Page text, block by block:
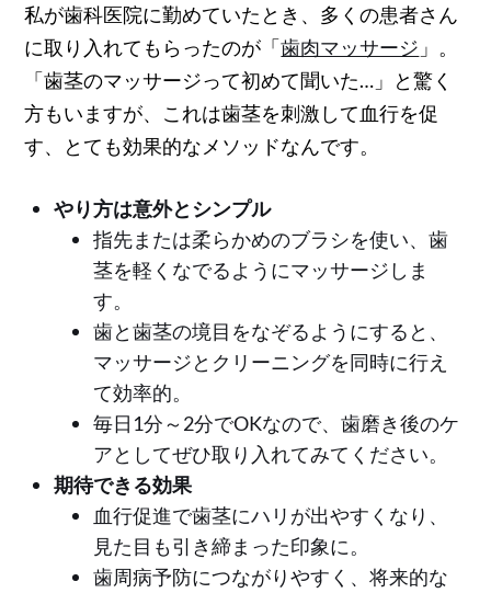
私が歯科医院に勤めていたとき、多くの患者さん
に取り入れてもらったのが「歯肉マッサージ 」。
「歯茎のマッサージって初めて聞いた…」と驚く
方もいますが、これは歯茎を刺激して血行を促
す、とても効果的なメソッドなんです。
やり方は意外とシンプル
指先または柔らかめのブラシを使い、歯
茎を軽くなでるようにマッサージしま
す。
歯と歯茎の境目をなぞるようにすると、
マッサージとクリーニングを同時に行え
て効率的。
毎日1分～2分でOKなので、歯磨き後のケ
アとしてぜひ取り入れてみてください。
期待できる効果
血行促進で歯茎にハリが出やすくなり、
見た目も引き締まった印象に。
歯周病予防につながりやすく、将来的な